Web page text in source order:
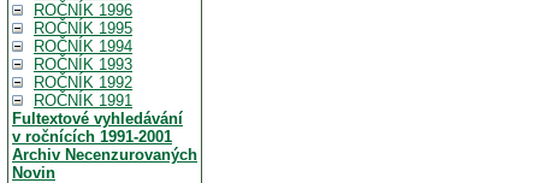
ROČNÍK 1996
ROČNÍK 1995
ROČNÍK 1994
ROČNÍK 1993
ROČNÍK 1992
ROČNÍK 1991
Fultextové vyhledávání
v ročnících 1991-2001
Archiv Necenzurovaných
Novin